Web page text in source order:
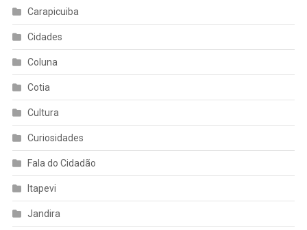
Carapicuiba
Cidades
Coluna
Cotia
Cultura
Curiosidades
Fala do Cidadão
Itapevi
Jandira